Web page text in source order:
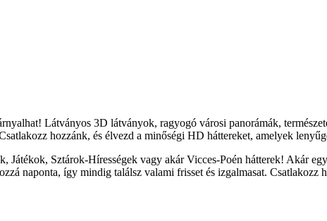
Látványos 3D látványok, ragyogó városi panorámák,
hozzánk, és élvezd a minőségi HD háttereket, amelyek
Sztárok-Hírességek vagy akár Vicces-Poén hátterek! Akár
naponta, így mindig találsz valami frisset és izgalmasat. Csatlakozz